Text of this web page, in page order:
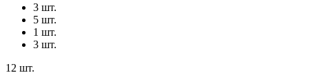
3 шт.
5 шт.
1 шт.
3 шт.
12 шт.